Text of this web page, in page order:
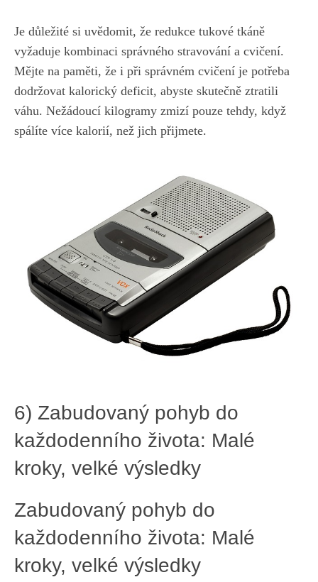
Je důležité si⁢ uvědomit,‌ že redukce tukové tkáně
vyžaduje kombinaci správného stravování⁤ a cvičení.
Mějte ​na⁢ paměti, že i ⁣při správném cvičení⁣ je potřeba
‌dodržovat kalorický ⁣deficit, abyste skutečně ztratili
váhu.‌ Nežádoucí kilogramy zmizí pouze tehdy,⁢ když
spálíte více kalorií,‍ než jich ​přijmete.
6) ⁣Zabudovaný pohyb do
každodenního ⁤života: ‍Malé
kroky, velké výsledky
Zabudovaný pohyb do
každodenního života: Malé
kroky, velké výsledky